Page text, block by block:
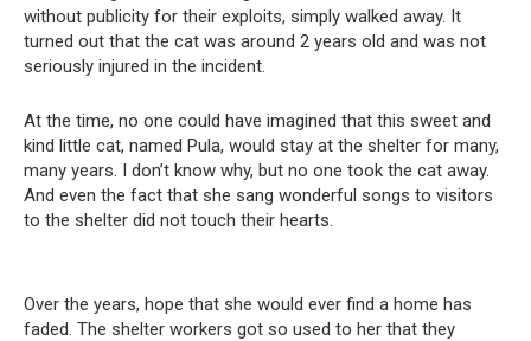
without publicity for their exploits, simply walked away. It
turned out that the cat was around 2 years old and was not
seriously injured in the incident.
At the time, no one could have imagined that this sweet and
kind little cat, named Pula, would stay at the shelter for many,
many years. I don’t know why, but no one took the cat away.
And even the fact that she sang wonderful songs to visitors
to the shelter did not touch their hearts.
Over the years, hope that she would ever find a home has
faded. The shelter workers got so used to her that they